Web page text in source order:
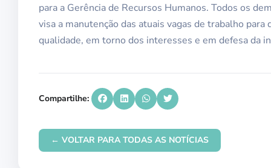
para a Gerência de Recursos Humanos. Todos os
visa a manutenção das atuais vagas de trabalho
qualidade, em torno dos interesses e em defesa da
Compartilhe:
← VOLTAR PARA TODAS AS NOTÍCIAS